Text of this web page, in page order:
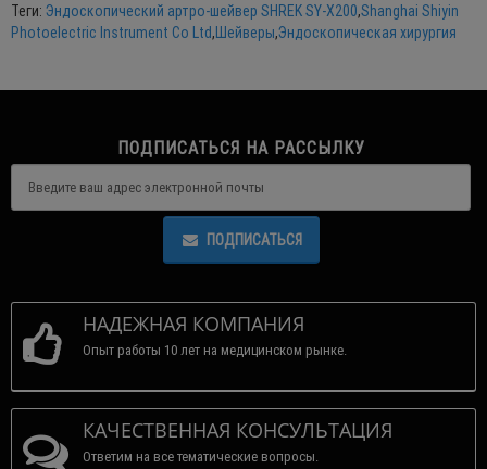
Теги: Эндоскопический артро-шейвер SHREK SY-X200,Shanghai Shiyin
Photoelectric Instrument Co Ltd,Шейверы,Эндоскопическая хирургия
ПОДПИСАТЬСЯ НА РАССЫЛКУ
ПОДПИСАТЬСЯ
НАДЕЖНАЯ КОМПАНИЯ
Опыт работы 10 лет на медицинском рынке.
КАЧЕСТВЕННАЯ КОНСУЛЬТАЦИЯ
Ответим на все тематические вопросы.